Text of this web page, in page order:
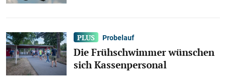
Probelauf
Die Frühschwimmer wünschen
sich Kassenpersonal